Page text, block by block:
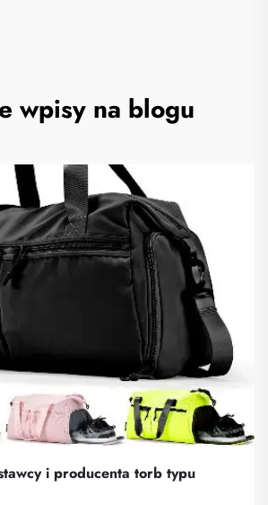
wpisy na blogu
i producenta torb typu